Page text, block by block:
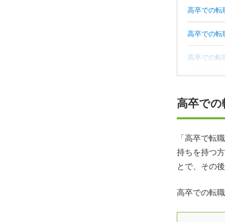
高卒での転
高卒での転
高卒での転
高卒での転
高卒での転
高卒で
「高卒で転
持ちを持つ
とで、その
高卒での転